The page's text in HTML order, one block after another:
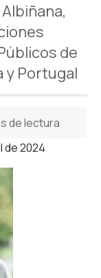
de
y Portugal
de 2024
de lectura